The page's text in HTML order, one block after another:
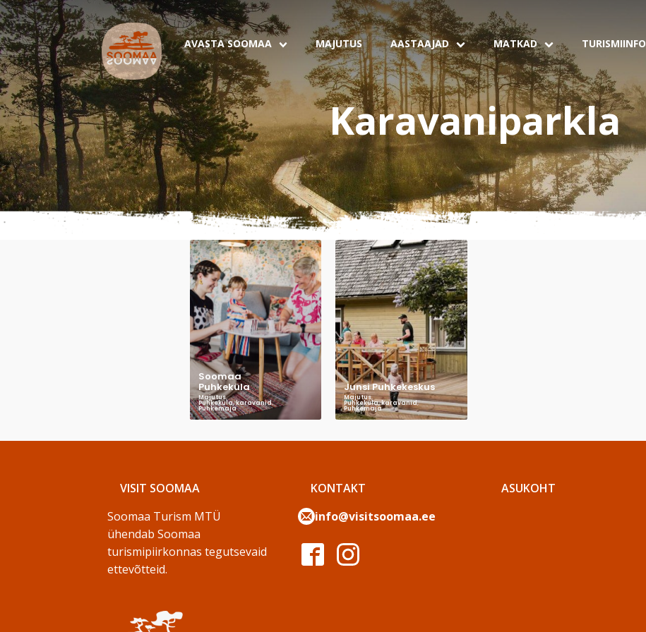
AVASTA SOOMAA MAJUTUS AASTAAJAD MATKAD TURISMIINFO
Karavaniparkla
Soomaa
Puhkeküla
Majutus,
Puhkeküla, karavanid,
Puhkemaja
Junsi Puhkekeskus
Majutus,
Puhkeküla, karavanid,
Puhkemaja
VISIT SOOMAA
Soomaa Turism MTÜ
ühendab Soomaa
turismipiirkonnas tegutsevaid
ettevõtteid.
KONTAKT
info@visitsoomaa.ee
ASUKOHT